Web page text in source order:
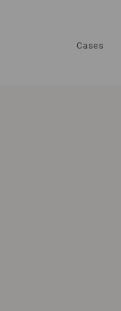
Cases